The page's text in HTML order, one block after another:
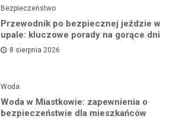
Bezpieczeństwo
Przewodnik po bezpiecznej jeździe w
upale: kluczowe porady na gorące dni
8 sierpnia 2026
Woda
Woda w Miastkowie: zapewnienia o
bezpieczeństwie dla mieszkańców